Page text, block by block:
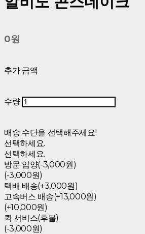
0원
추가 금액
수량
배송 수단을 선택해주세요!
선택하세요.
선택하세요.
방문 입양(-3,000원)
(-3,000원)
택배 배송(+3,000원)
고속버스 배송(+13,000원)
(+10,000원)
퀵 서비스(후불)
(-3,000원)